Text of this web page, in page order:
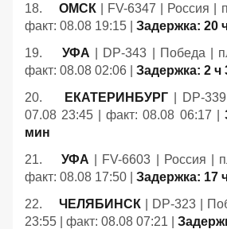
18. ОМСК| FV-6347 | Россия |
факт: 08.08 19:15 | Задержка: 20
19. УФА | DP-343 | Победа |
факт: 08.08 02:06 | Задержка: 2 ч
20.
ЕКАТЕРИНБУРГ | DP-
07.08 23:45 | факт: 08.08 06:17 |
мин
21.УФА | FV-6603 | Россия |
факт: 08.08 17:50 | Задержка: 17
22. ЧЕЛЯБИНСК| DP-323 |
23:55 | факт: 08.08 07:21 |